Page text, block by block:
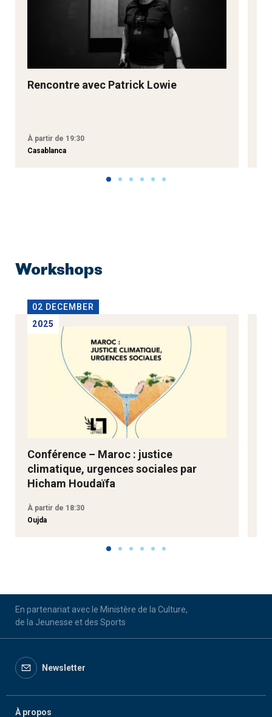
Rencontre avec Patrick Lowie
À partir de 19:30
Casablanca
Workshops
02 DECEMBER
2025
Conférence – Maroc : justice
climatique, urgences sociales par
Hicham Houdaïfa
À partir de 18:30
Oujda
En partenariat avec le Ministère de la Culture,
de la Jeunesse et des Sports
Newsletter
À propos